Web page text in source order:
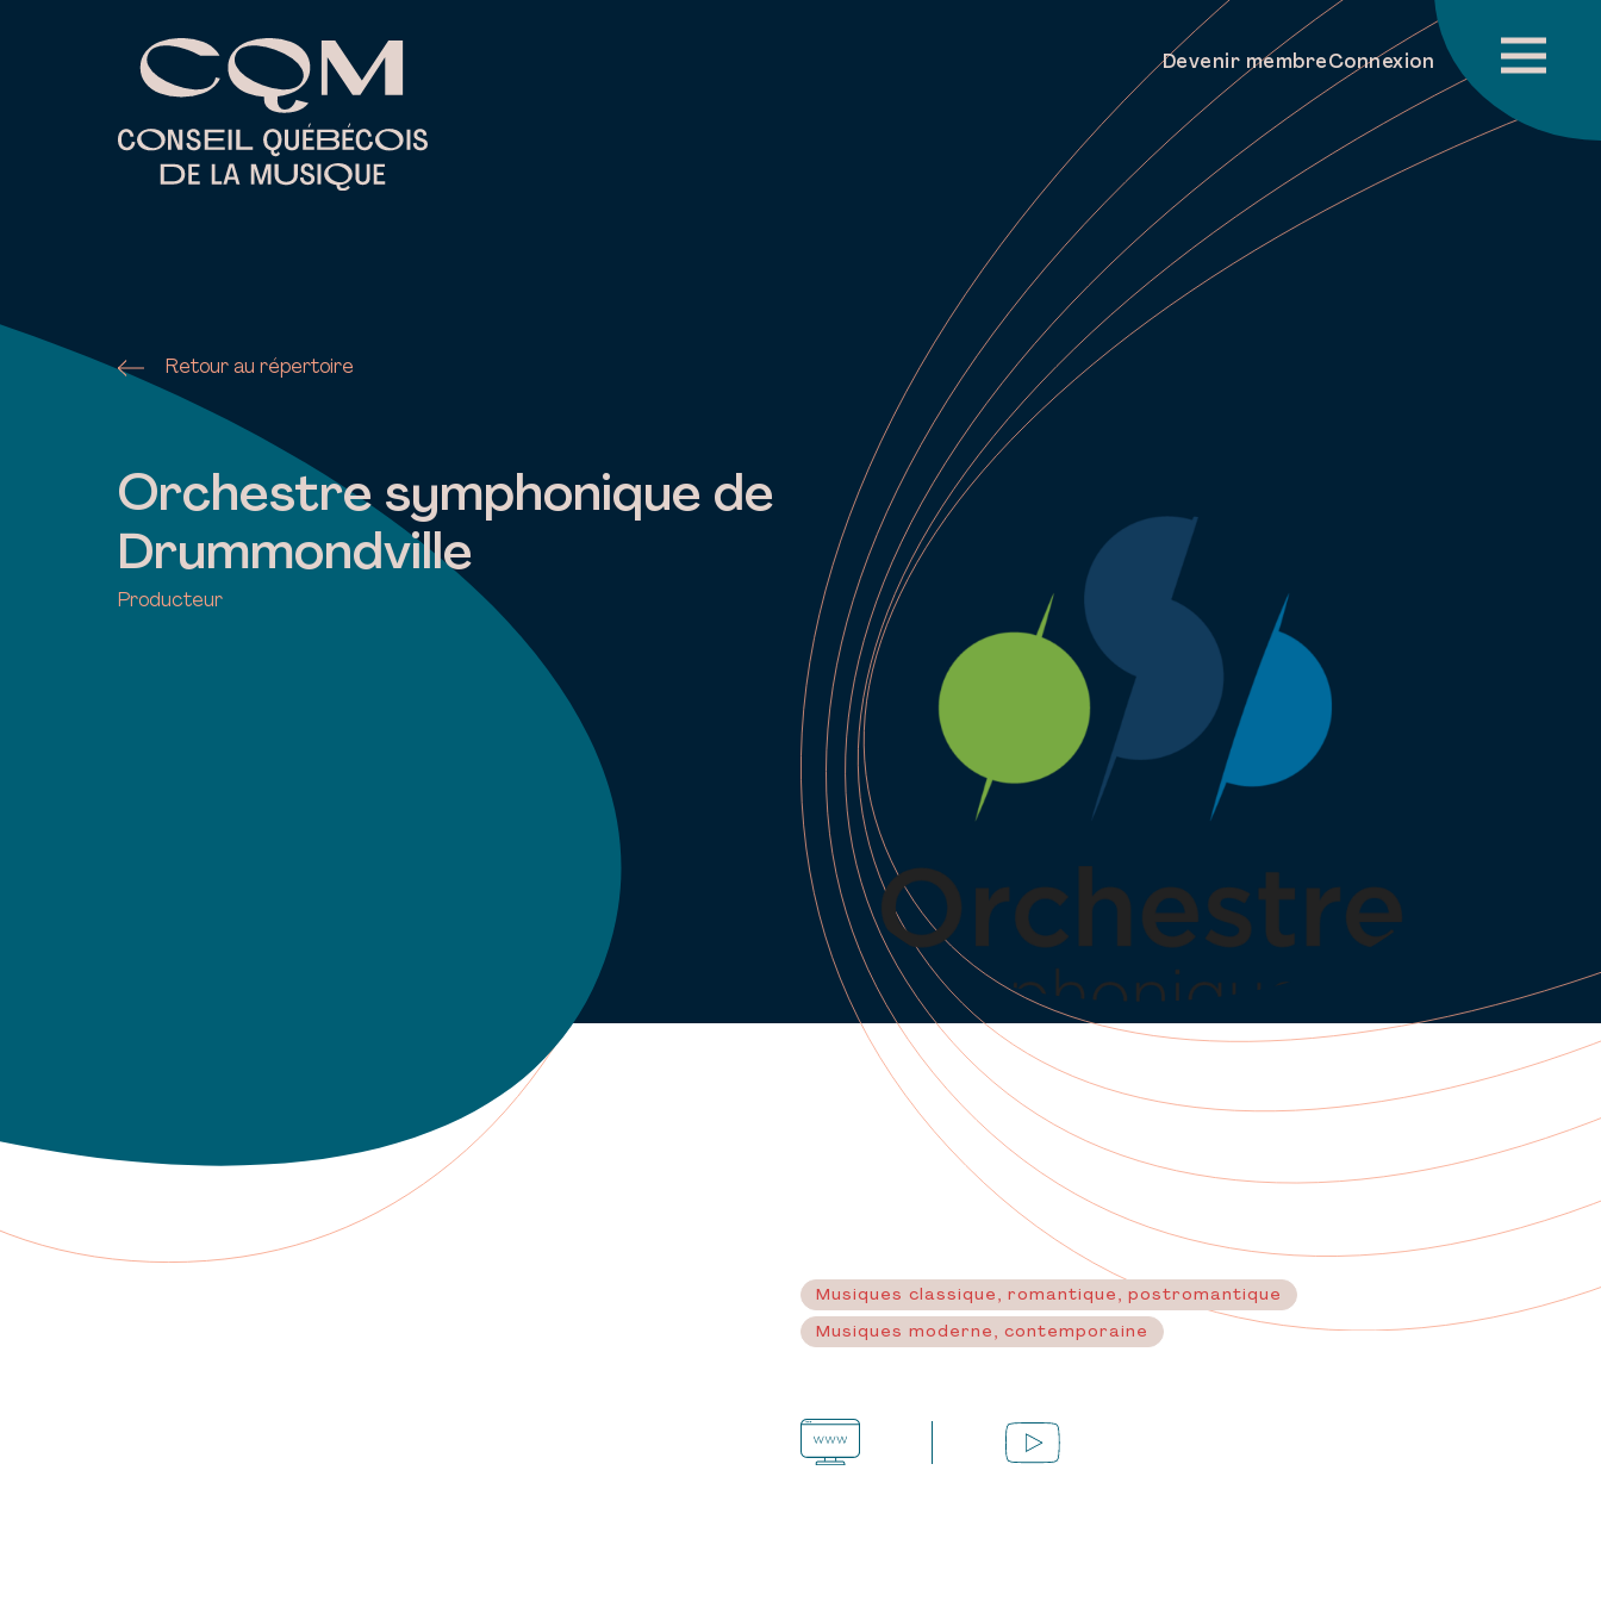
Devenir membreConnexion
Retour au répertoire
Orchestre symphonique de
Drummondville
Producteur
Musiques classique, romantique, postromantique
Musiques moderne, contemporaine